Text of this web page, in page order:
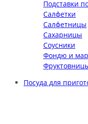
Подставки
Салфетки
Салфетницы
Сахарницы
Соусники
Фондю и
Посуда для